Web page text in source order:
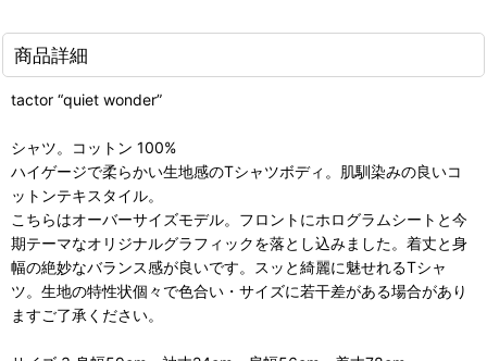
商品詳細
tactor “quiet wonder”
シャツ。コットン 100%
ハイゲージで柔らかい生地感のTシャツボディ。肌馴染みの良いコ
ットンテキスタイル。
こちらはオーバーサイズモデル。フロントにホログラムシートと今
期テーマなオリジナルグラフィックを落とし込みました。着丈と身
幅の絶妙なバランス感が良いです。スッと綺麗に魅せれるTシャ
ツ。生地の特性状個々で色合い・サイズに若干差がある場合があり
ますご了承ください。